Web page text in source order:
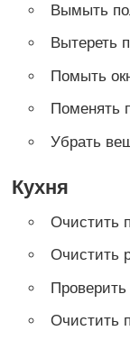
Вымыть
Вытереть
Помыть
Поменять
Убрать
Кухня
Очистить
Очистить
Очистить